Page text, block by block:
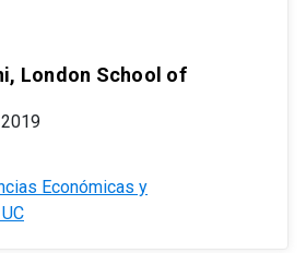
London School of
Económicas y